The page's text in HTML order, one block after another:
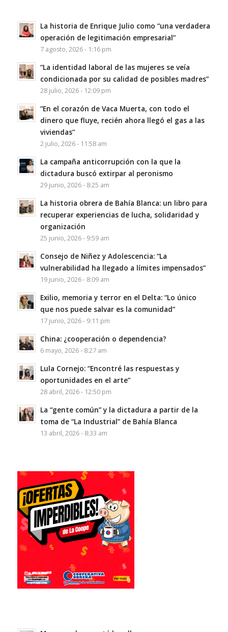
La historia de Enrique Julio como “una verdadera
operación de legitimación empresarial”
7 agosto, 2026 - 1:16 pm
“La identidad laboral de las mujeres se veía
condicionada por su calidad de posibles madres”
28 julio, 2026 - 12:09 pm
“En el corazón de Vaca Muerta, con todo el
dinero que fluye, recién ahora llegó el gas a las
viviendas”
2 julio, 2026 - 11:58 am
La campaña anticorrupción con la que la
dictadura buscó extirpar al peronismo
29 junio, 2026 - 8:25 am
La historia obrera de Bahía Blanca: un libro para
recuperar experiencias de lucha, solidaridad y
organización
25 junio, 2026 - 9:59 am
Consejo de Niñez y Adolescencia: “La
vulnerabilidad ha llegado a límites impensados”
19 junio, 2026 - 8:09 am
Exilio, memoria y terror en el Delta: “Lo único
que nos puede salvar es la comunidad”
17 junio, 2026 - 9:11 pm
China: ¿cooperación o dependencia?
6 mayo, 2026 - 8:27 am
Lula Cornejo: “Encontré las respuestas y
oportunidades en el arte”
28 abril, 2026 - 12:50 pm
La “gente común” y la dictadura a partir de la
toma de “La Industrial” de Bahía Blanca
13 abril, 2026 - 8:33 am